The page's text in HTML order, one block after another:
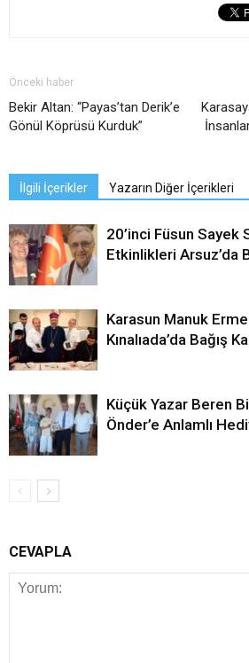
Önceki haber
Bekir Altan: “Payas’tan Derik’e
Gönül Köprüsü Kurduk”
İlgili İçerikler Yazarın Diğer İçerikleri
20’inci Füsun Sayek
Etkinlikleri Arsuz’da
Karasun Manuk
Kınalıada’da Bağış
Küçük Yazar Beren
Önder’e Anlamlı
CEVAPLA